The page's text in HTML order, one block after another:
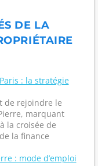
DE LA
: la stratégie
de rejoindre le
marquant
la croisée de
la finance
: mode d’emploi